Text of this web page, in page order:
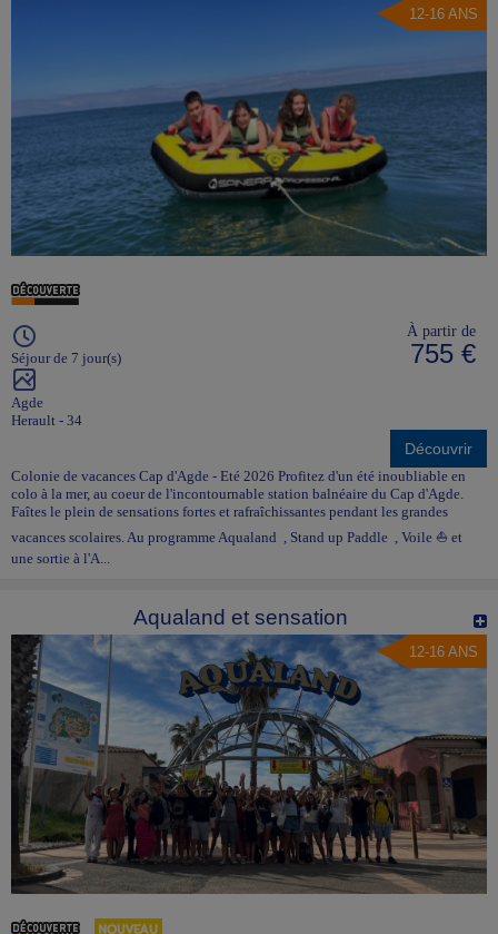
12-16 ANS
Séjour de 7 jour(s)
Agde
Herault - 34
À partir de
755 €
Découvrir
Colonie de vacances Cap d'Agde - Eté 2026 Profitez d'un été inoubliable en
colo à la mer, au coeur de l'incontournable station balnéaire du Cap d'Agde.
Faîtes le plein de sensations fortes et rafraîchissantes pendant les grandes
vacances scolaires. Au programme Aqualand , Stand up Paddle , Voile ⛵ et
une sortie à l'A...
Aqualand et sensation
12-16 ANS